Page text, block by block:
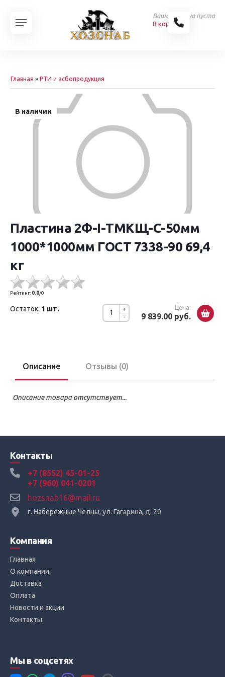
Ваша корзина пуста
В корзину
Главная » РТИ и асбопродукция
В наличии
Пластина 2Ф-I-ТМКЩ-С-50мм
1000*1000мм ГОСТ 7338-90 69,4
кг
Рейтинг: 0.0/0
-
+ Цена:
9 839.00 руб.
Остаток: 1 шт.
Описание Отзывы (0)
Описание товара отсутствует...
Контакты
+7 (8552) 45-01-25
+7 (960) 041-0201
hozsnab16@mail.ru
г. Набережные Челны, ул. Гагарина, д. 20
Компания
Главная
О компании
Доставка
Оплата
Новости и акции
Контакты
Мы в соцсетях